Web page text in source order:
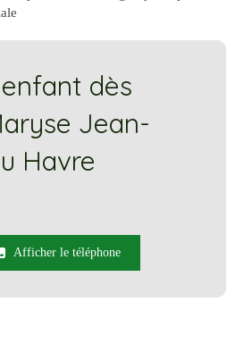
dès
Jean-
Havre
Afficher le téléphone